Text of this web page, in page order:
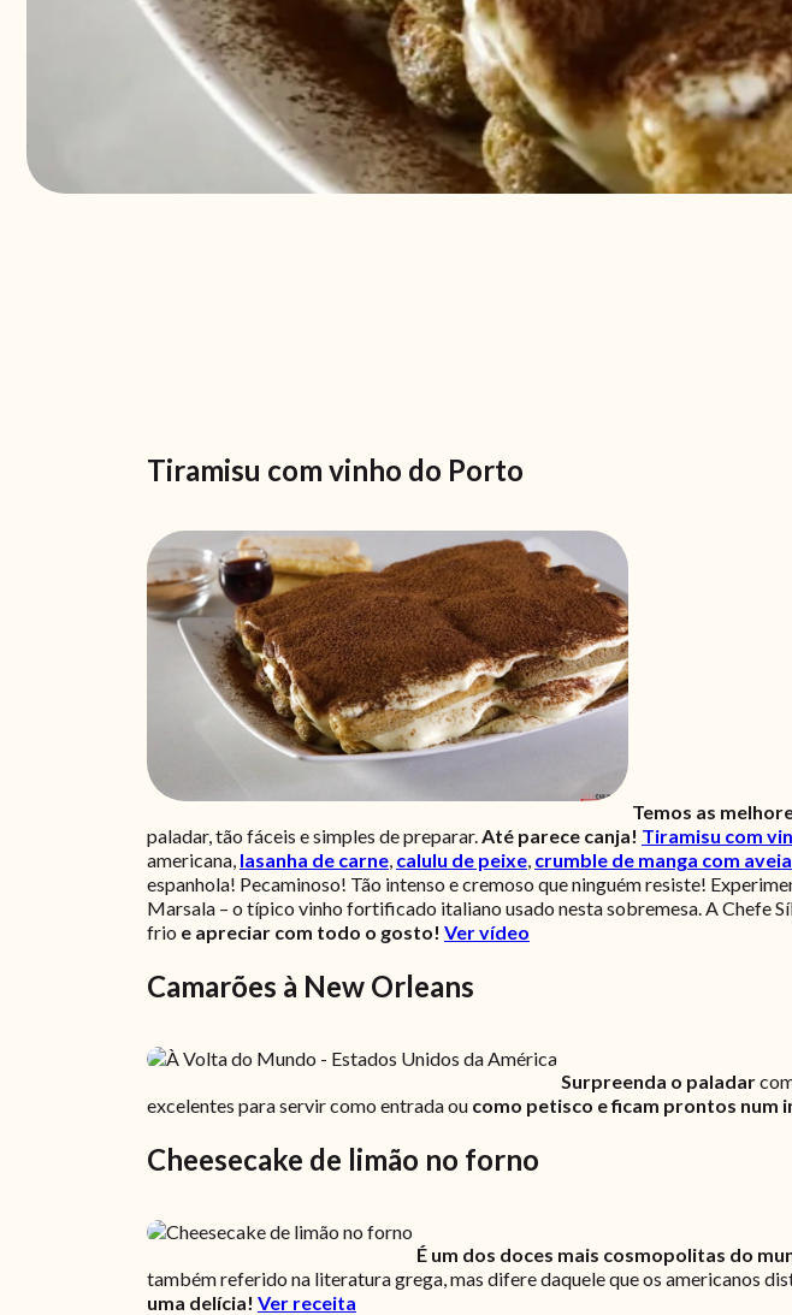
Tiramisu com vinho do Porto
Temos as
paladar, tão fáceis e simples de preparar. Até parece canja! Tiramisu com
americana, lasanha de carne calulu de peixe crumble de manga com aveia
espanhola! Pecaminoso! Tão intenso e cremoso que ninguém resiste!
Marsala – o típico vinho fortificado italiano usado nesta sobremesa. A Chefe
frio e apreciar com todo o gosto! Ver vídeo
Camarões à New Orleans
Surpreenda o paladar
excelentes para servir como entrada ou como petisco e ficam prontos num
Cheesecake de limão no forno
É um dos doces mais cosmopolitas do
também referido na literatura grega, mas difere daquele que os americanos
uma delícia! Ver receita